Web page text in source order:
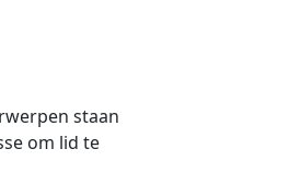
staan
om lid te